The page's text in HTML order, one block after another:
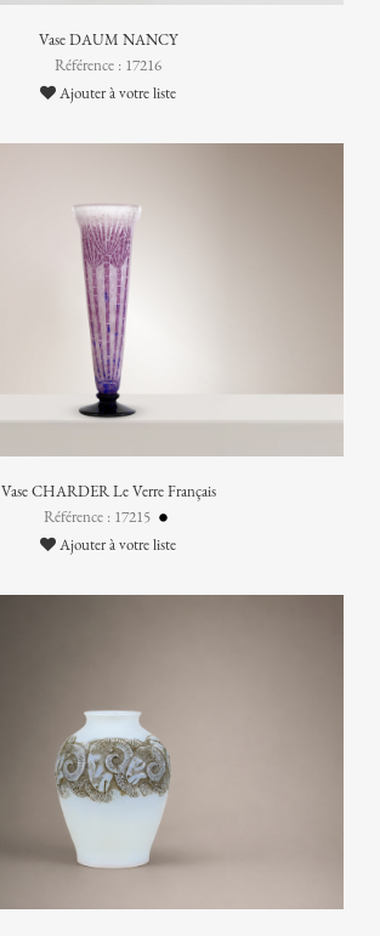
Vase DAUM NANCY
Référence : 17216
Ajouter à votre liste
Vase CHARDER Le Verre Français
Référence : 17215
Ajouter à votre liste